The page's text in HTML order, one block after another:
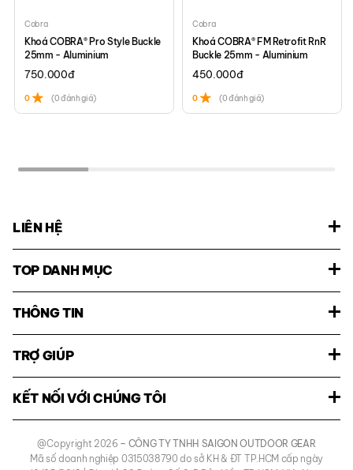
Cobra
Khoá COBRA® Pro Style Buckle
25mm - Aluminium
750.000đ
0 (0 đánh giá)
Cobra
Khoá COBRA® FM Retrofit RnR
Buckle 25mm - Aluminium
450.000đ
0 (0 đánh giá)
LIÊN HỆ
TOP DANH MỤC
THÔNG TIN
TRỢ GIÚP
KẾT NỐI VỚI CHÚNG TÔI
@Copyright 2026 – CÔNG TY TNHH SAIGON OUTDOOR GEAR
Mã số doanh nghiệp 0315038790 do sở KH & ĐT TP.HCM cấp ngày